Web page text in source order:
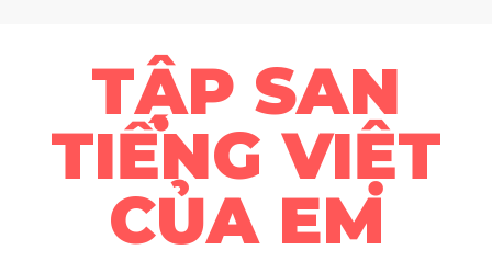
TẬP SAN
TIẾNG VIỆT
CỦA EM